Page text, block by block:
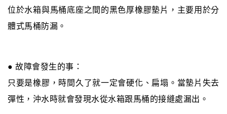
位於水箱與馬桶底座之間的黑色厚橡膠墊片，主要用於分
體式馬桶防漏。
● 故障會發生的事：
只要是橡膠，時間久了就一定會硬化、扁塌。當墊片失去
彈性，沖水時就會發現水從水箱跟馬桶的接縫處漏出。